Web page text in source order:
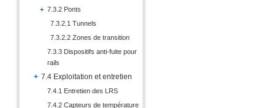
+ 7.3.2 Ponts
7.3.2.1 Tunnels
7.3.2.2 Zones de transition
7.3.3 Dispositifs anti-fuite pour
rails
+ 7.4 Exploitation et entretien
7.4.1 Entretien des LRS
7.4.2 Capteurs de température